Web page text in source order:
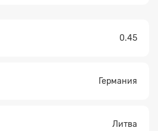
0.45
Германия
Литва